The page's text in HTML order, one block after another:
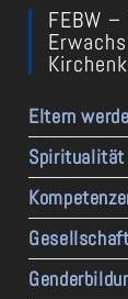
FEBW
Eltern
Spiritualität